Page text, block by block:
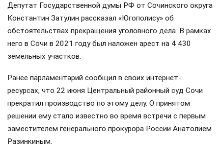
Депутат Государственной думы РФ от Сочинского округа
Константин Затулин рассказал «Югополису» об
обстоятельствах прекращения уголовного дела. В рамках
него в Сочи в 2021 году был наложен арест на 4 430
земельных участков.
Ранее парламентарий сообщил в своих интернет-
ресурсах, что 22 июня Центральный районный суд Сочи
прекратил производство по этому делу. О принятом
решении ему стало известно во время встречи с первым
заместителем генерального прокурора России Анатолием
Разинкиным.